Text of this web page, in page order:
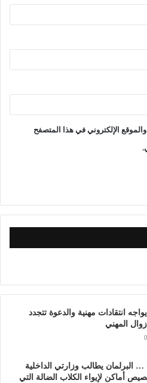
الإلكتروني في هذا المتصفح
انتقادات مهنية والدعوة تتجدد
المهني
البرلمان يطالب وزارتي الداخلية
أماكن لإيواء الكلاب الضالة التي